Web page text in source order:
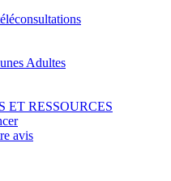
Adultes
ET RESSOURCES
avis